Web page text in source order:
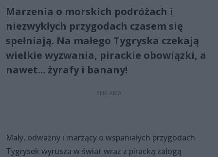
Marzenia o morskich podróżach i
niezwykłych przygodach czasem się
spełniają. Na małego Tygryska czekają
wielkie wyzwania, pirackie obowiązki, a
nawet... żyrafy i banany!
Mały, odważny i marzący o wspaniałych przygodach
Tygrysek wyrusza w świat wraz z piracką załogą